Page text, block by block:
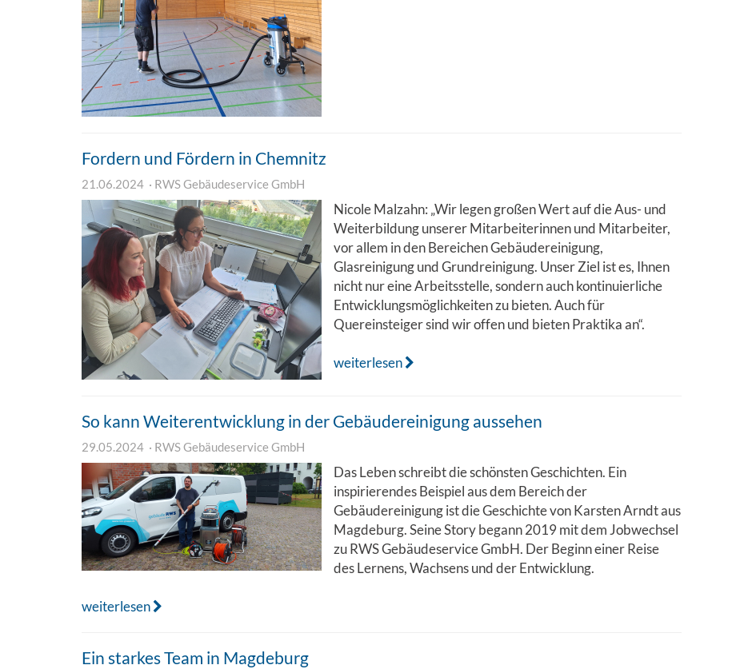
Fordern und Fördern in Chemnitz
21.06.2024 RWS Gebäudeservice GmbH
Nicole Malzahn: „Wir legen großen Wert auf die Aus- und
Weiterbildung unserer Mitarbeiterinnen und Mitarbeiter,
vor allem in den Bereichen Gebäudereinigung,
Glasreinigung und Grundreinigung. Unser Ziel ist es, Ihnen
nicht nur eine Arbeitsstelle, sondern auch kontinuierliche
Entwicklungsmöglichkeiten zu bieten. Auch für
Quereinsteiger sind wir offen und bieten Praktika an“.
weiterlesen
So kann Weiterentwicklung in der Gebäudereinigung aussehen
29.05.2024 RWS Gebäudeservice GmbH
Das Leben schreibt die schönsten Geschichten. Ein
inspirierendes Beispiel aus dem Bereich der
Gebäudereinigung ist die Geschichte von Karsten Arndt aus
Magdeburg. Seine Story begann 2019 mit dem Jobwechsel
zu RWS Gebäudeservice GmbH. Der Beginn einer Reise
des Lernens, Wachsens und der Entwicklung.
weiterlesen
Ein starkes Team in Magdeburg